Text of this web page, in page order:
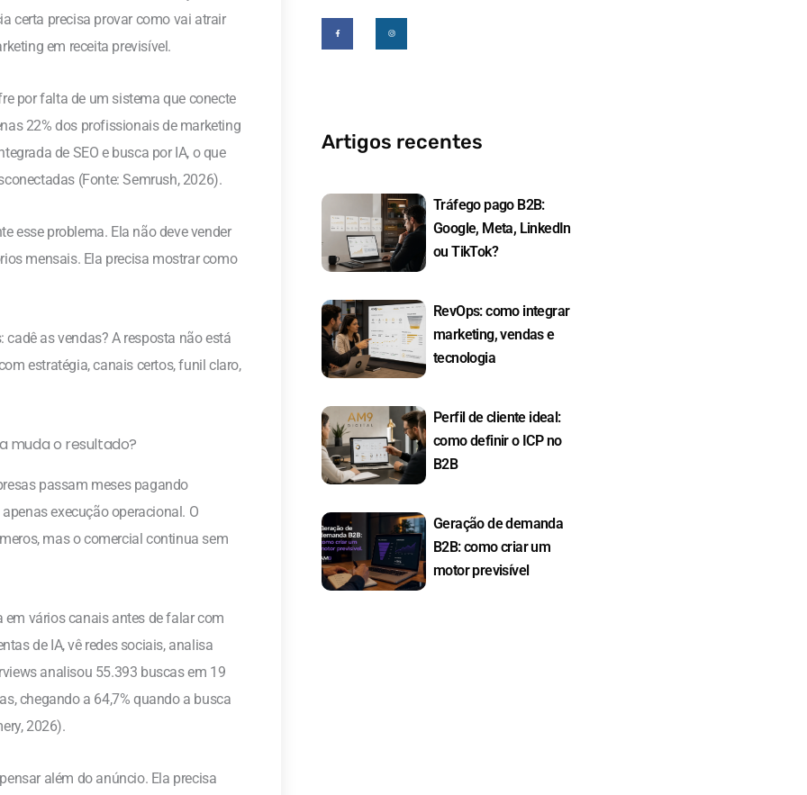
certa precisa provar como vai atrair
em receita previsível.
por falta de um sistema que conecte
22% dos profissionais de marketing
de SEO e busca por IA, o que
(Fonte: Semrush, 2026).
esse problema. Ela não deve vender
mensais. Ela precisa mostrar como
as vendas? A resposta não está
estratégia, canais certos, funil claro,
muda o resultado?
passam meses pagando
execução operacional. O
mas o comercial continua sem
vários canais antes de falar com
de IA, vê redes sociais, analisa
analisou 55.393 buscas em 19
chegando a 64,7% quando a busca
2026).
além do anúncio. Ela precisa
F
c
b
I
s
a
Artigos recentes
Tráfego pago B2B:
Google, Meta, LinkedIn
ou TikTok?
RevOps: como integrar
marketing, vendas e
tecnologia
Perfil de cliente ideal:
como definir o ICP no
B2B
Geração de demanda
B2B: como criar um
motor previsível